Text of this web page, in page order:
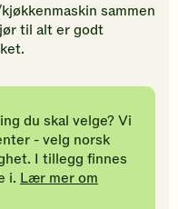
sammen
til alt er godt
du skal velge? Vi
- velg norsk
I tillegg finnes
i. Lær mer om